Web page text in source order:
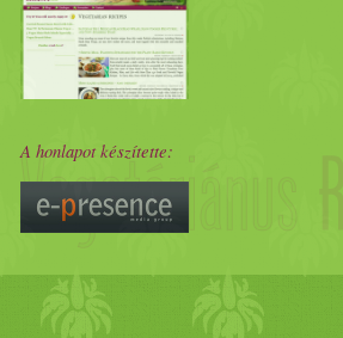
A honlapot készítette: